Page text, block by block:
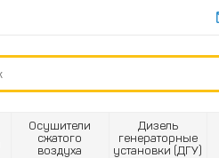
Осушители
сжатого
воздуха
Дизель
генераторные
установки (ДГУ)